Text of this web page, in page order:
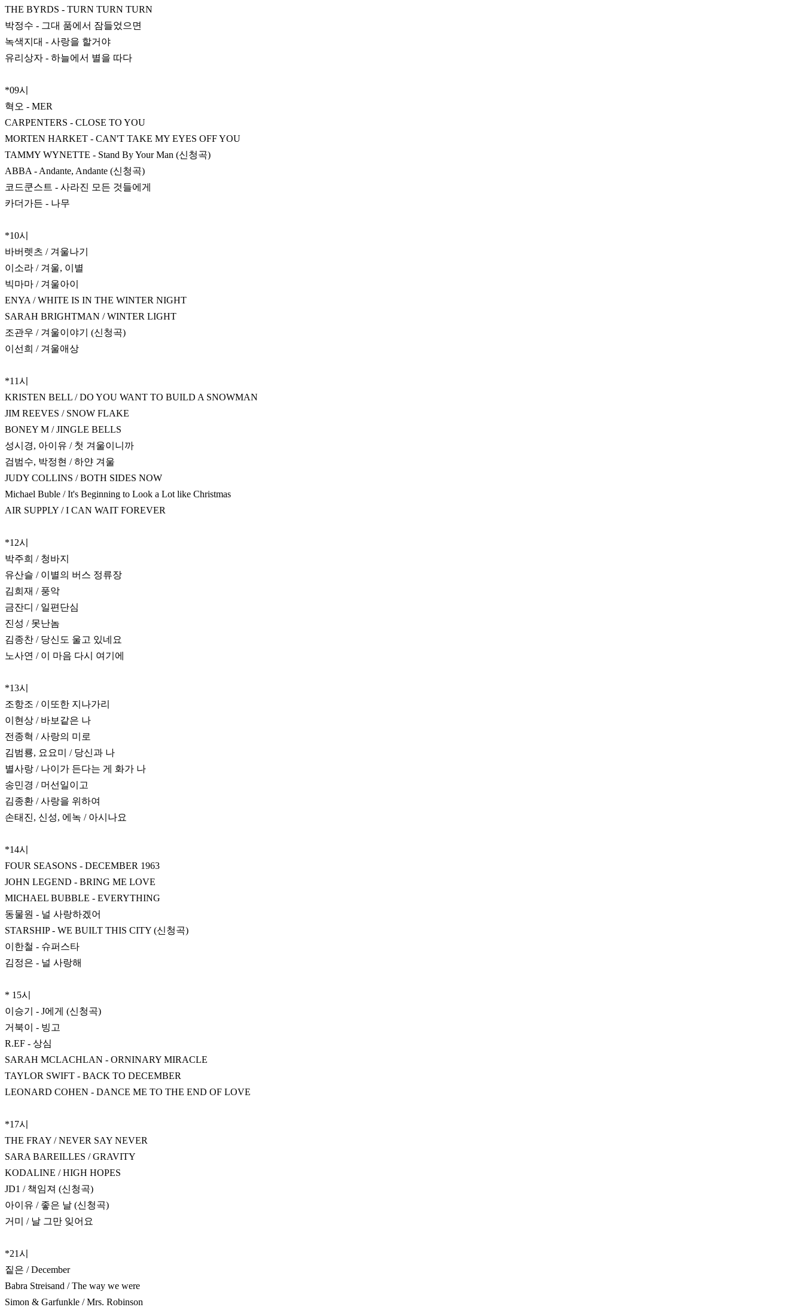
THE BYRDS - TURN TURN TURN
박정수 - 그대 품에서 잠들었으면
녹색지대 - 사랑을 할거야
유리상자 - 하늘에서 별을 따다
*09시
혁오 - MER
CARPENTERS - CLOSE TO YOU
MORTEN HARKET - CAN'T TAKE MY EYES OFF YOU
TAMMY WYNETTE - Stand By Your Man (신청곡)
ABBA - Andante, Andante (신청곡)
코드쿤스트 - 사라진 모든 것들에게
카더가든 - 나무
*10시
바버렛츠 / 겨울나기
이소라 / 겨울, 이별
빅마마 / 겨울아이
ENYA / WHITE IS IN THE WINTER NIGHT
SARAH BRIGHTMAN / WINTER LIGHT
조관우 / 겨울이야기 (신청곡)
이선희 / 겨울애상
*11시
KRISTEN BELL / DO YOU WANT TO BUILD A SNOWMAN
JIM REEVES / SNOW FLAKE
BONEY M / JINGLE BELLS
성시경, 아이유 / 첫 겨울이니까
검범수, 박정현 / 하얀 겨울
JUDY COLLINS / BOTH SIDES NOW
Michael Buble / It's Beginning to Look a Lot like Christmas
AIR SUPPLY / I CAN WAIT FOREVER
*12시
박주희 / 청바지
유산슬 / 이별의 버스 정류장
김희재 / 풍악
금잔디 / 일편단심
진성 / 못난놈
김종찬 / 당신도 울고 있네요
노사연 / 이 마음 다시 여기에
*13시
조항조 / 이또한 지나가리
이현상 / 바보같은 나
전종혁 / 사랑의 미로
김범룡, 요요미 / 당신과 나
별사랑 / 나이가 든다는 게 화가 나
송민경 / 머선일이고
김종환 / 사랑을 위하여
손태진, 신성, 에녹 / 아시나요
*14시
FOUR SEASONS - DECEMBER 1963
JOHN LEGEND - BRING ME LOVE
MICHAEL BUBBLE - EVERYTHING
동물원 - 널 사랑하겠어
STARSHIP - WE BUILT THIS CITY (신청곡)
이한철 - 슈퍼스타
김정은 - 널 사랑해
* 15시
이승기 - J에게 (신청곡)
거북이 - 빙고
R.EF - 상심
SARAH MCLACHLAN - ORNINARY MIRACLE
TAYLOR SWIFT - BACK TO DECEMBER
LEONARD COHEN - DANCE ME TO THE END OF LOVE
*17시
THE FRAY / NEVER SAY NEVER
SARA BAREILLES / GRAVITY
KODALINE / HIGH HOPES
JD1 / 책임져 (신청곡)
아이유 / 좋은 날 (신청곡)
거미 / 날 그만 잊어요
*21시
짙은 / December
Babra Streisand / The way we were
Simon & Garfunkle / Mrs. Robinson